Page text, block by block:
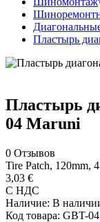
Пластырь
Пластырь
04 Maruni
0 Отзывов
Tire Patch, 120mm,
3,03 €
С НДС
Наличие: В
Код товара: GBT-04